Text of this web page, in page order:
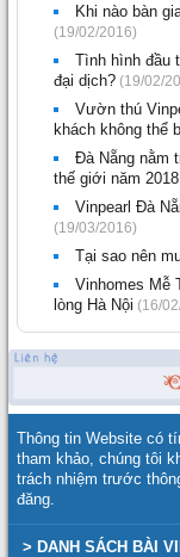
Khi nào bàn
(19/02/2016)
Tình hình đầu
đại dịch? (19/02/
Vườn thú
khách không thể
Đà Nẵng nằm
thế giới năm 2018
Vinpearl Đà
(19/03/2016)
Tại sao nên
Vinhomes Mễ
lòng Hà Nội (16/
Thông tin Website có
tham khảo, chúng tôi
trách nhiệm trước
đăng.
> DANH SÁCH BÀI